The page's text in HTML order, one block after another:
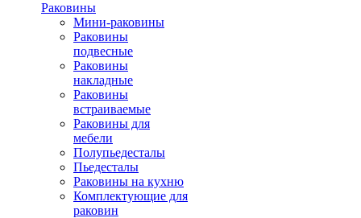
Раковины
Мини-раковины
Раковины
подвесные
Раковины
накладные
Раковины
встраиваемые
Раковины для
мебели
Полупьедесталы
Пьедесталы
Раковины на кухню
Комплектующие для
раковин